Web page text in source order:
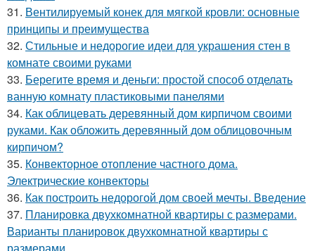
31. Вентилируемый конек для мягкой кровли: основные
принципы и преимущества
32. Стильные и недорогие идеи для украшения стен в
комнате своими руками
33. Берегите время и деньги: простой способ отделать
ванную комнату пластиковыми панелями
34. Как облицевать деревянный дом кирпичом своими
руками. Как обложить деревянный дом облицовочным
кирпичом?
35. Конвекторное отопление частного дома.
Электрические конвекторы
36. Как построить недорогой дом своей мечты. Введение
37. Планировка двухкомнатной квартиры с размерами.
Варианты планировок двухкомнатной квартиры с